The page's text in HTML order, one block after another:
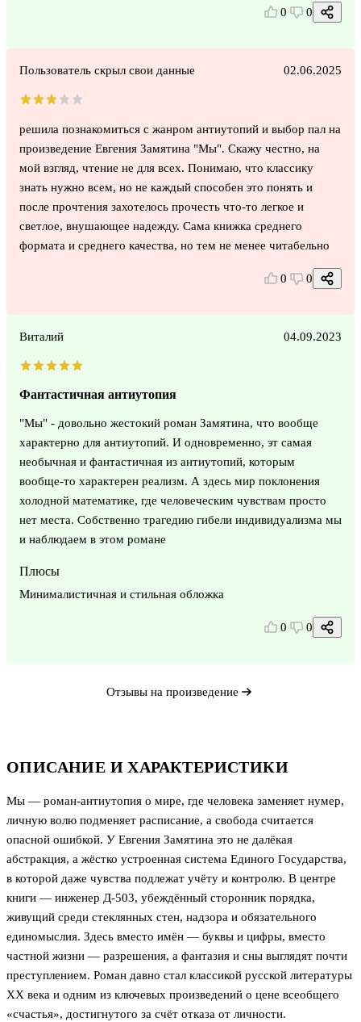
ОПИСАНИЕ И ХАРАКТЕРИСТИКИ
Мы — роман-антиутопия о мире, где человека заменяет нумер,
личную волю подменяет расписание, а свобода считается
опасной ошибкой. У Евгения Замятина это не далёкая
абстракция, а жёстко устроенная система Единого Государства,
в которой даже чувства подлежат учёту и контролю. В центре
книги — инженер Д-503, убеждённый сторонник порядка,
живущий среди стеклянных стен, надзора и обязательного
единомыслия. Здесь вместо имён — буквы и цифры, вместо
частной жизни — разрешения, а фантазия и сны выглядят почти
преступлением. Роман давно стал классикой русской литературы
XX века и одним из ключевых произведений о цене всеобщего
«счастья», достигнутого за счёт отказа от личности.
0 0
Пользователь скрыл свои данные 02.06.2025
решила познакомиться с жанром антиутопий и выбор пал на
произведение Евгения Замятина "Мы". Скажу честно, на
мой взгляд, чтение не для всех. Понимаю, что классику
знать нужно всем, но не каждый способен это понять и
после прочтения захотелось прочесть что-то легкое и
светлое, внушающее надежду. Сама книжка среднего
формата и среднего качества, но тем не менее читабельно
0 0
Виталий 04.09.2023
Фантастичная антиутопия
"Мы" - довольно жестокий роман Замятина, что вообще
характерно для антиутопий. И одновременно, эт самая
необычная и фантастичная из антиутопий, которым
вообще-то характерен реализм. А здесь мир поклонения
холодной математике, где человеческим чувствам просто
нет места. Собственно трагедию гибели индивидуализма мы
и наблюдаем в этом романе
Плюсы
Минималистичная и стильная обложка
0 0
Отзывы на произведение